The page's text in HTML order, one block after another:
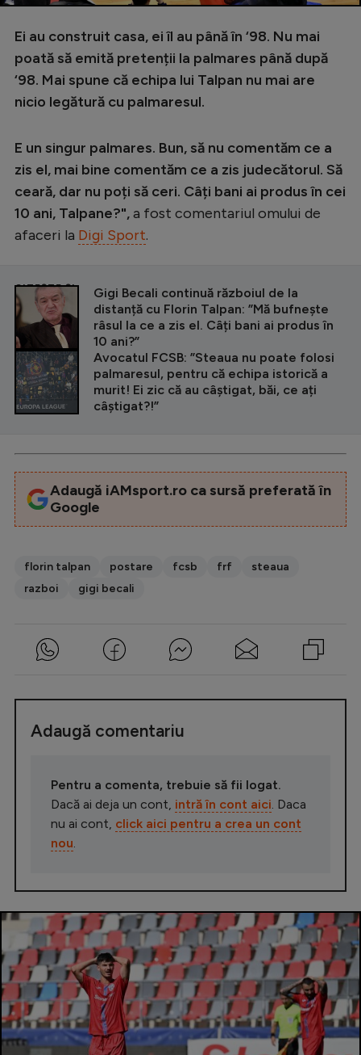
Ei au construit casa, ei îl au până în ‘98. Nu mai
poată să emită pretenții la palmares până după
‘98. Mai spune că echipa lui Talpan nu mai are
nicio legătură cu palmaresul.
E un singur palmares. Bun, să nu comentăm ce a
zis el, mai bine comentăm ce a zis judecătorul. Să
ceară, dar nu poți să ceri. Câți bani ai produs în cei
10 ani, Talpane?",a fost comentariul omului de
afaceri la Digi Sport.
CITEȘTE ȘI
Gigi Becali continuă războiul de la
distanță cu Florin Talpan: ”Mă bufnește
râsul la ce a zis el. Câți bani ai produs în
10 ani?”
Avocatul FCSB: ”Steaua nu poate folosi
palmaresul, pentru că echipa istorică a
murit! Ei zic că au câștigat, băi, ce ați
câștigat?!”
Adaugă iAMsport.ro ca sursă preferată în
Google
florin talpan postare fcsb frf
steaua
razboi
gigi becali
Adaugă comentariu
Pentru a comenta, trebuie să fii logat.
Dacă ai deja un cont, intră în cont aici . Daca
nu ai cont, click aici pentru a crea un cont
nou